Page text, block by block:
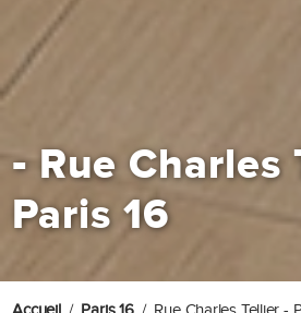
-Rue Charles
Paris 16